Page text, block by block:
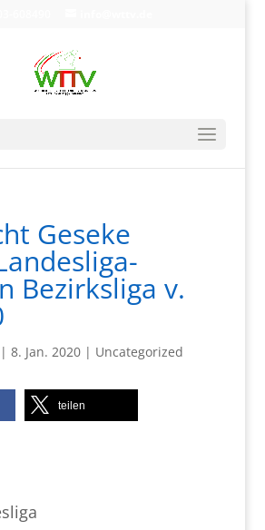
Geseke
Bezirksliga v.
| 8. Jan. 2020| Uncategorized
teilen